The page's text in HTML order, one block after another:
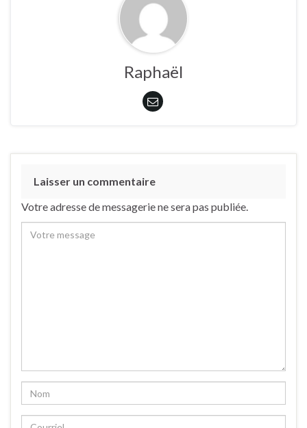
Raphaël
Laisser un commentaire
Votre adresse de messagerie ne sera pas publiée.